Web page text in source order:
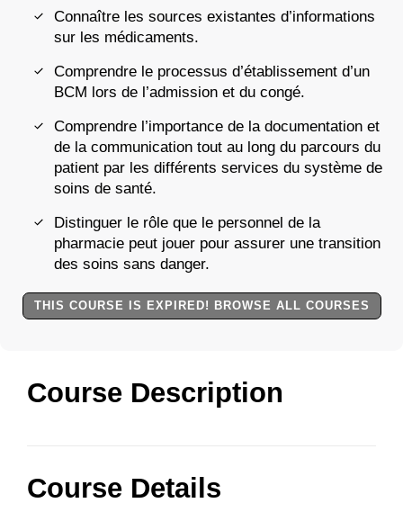
Course Description
Course Details
Connaître les sources existantes d’informations
sur les médicaments.
Comprendre le processus d’établissement d’un
BCM lors de l’admission et du congé.
Comprendre l’importance de la documentation et
de la communication tout au long du parcours du
patient par les différents services du système de
soins de santé.
Distinguer le rôle que le personnel de la
pharmacie peut jouer pour assurer une transition
des soins sans danger.
THIS COURSE IS EXPIRED! BROWSE ALL COURSES